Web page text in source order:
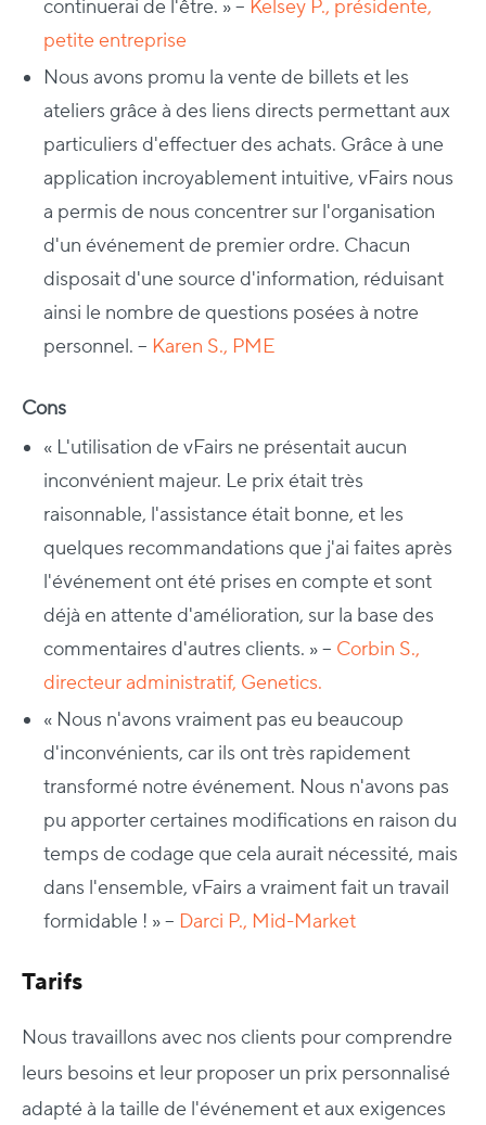
continuerai de l'être. » – Kelsey P., présidente,
petite entreprise
Nous avons promu la vente de billets et les
ateliers grâce à des liens directs permettant aux
particuliers d'effectuer des achats. Grâce à une
application incroyablement intuitive, vFairs nous
a permis de nous concentrer sur l'organisation
d'un événement de premier ordre. Chacun
disposait d'une source d'information, réduisant
ainsi le nombre de questions posées à notre
personnel. – Karen S., PME
Cons
« L'utilisation de vFairs ne présentait aucun
inconvénient majeur. Le prix était très
raisonnable, l'assistance était bonne, et les
quelques recommandations que j'ai faites après
l'événement ont été prises en compte et sont
déjà en attente d'amélioration, sur la base des
commentaires d'autres clients. » – Corbin S.,
directeur administratif, Genetics.
« Nous n'avons vraiment pas eu beaucoup
d'inconvénients, car ils ont très rapidement
transformé notre événement. Nous n'avons pas
pu apporter certaines modifications en raison du
temps de codage que cela aurait nécessité, mais
dans l'ensemble, vFairs a vraiment fait un travail
formidable ! » – Darci P., Mid-Market
Tarifs
Nous travaillons avec nos clients pour comprendre
leurs besoins et leur proposer un prix personnalisé
adapté à la taille de l'événement et aux exigences